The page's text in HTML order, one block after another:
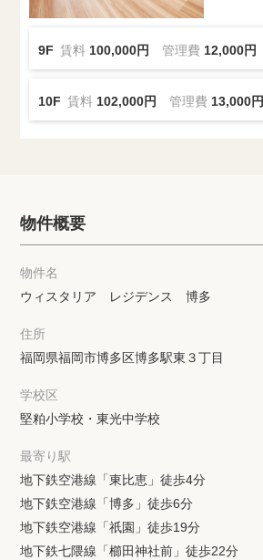
9F 賃料 100,000円 管理費 12,000円
10F 賃料 102,000円 管理費 13,000円
物件概要
物件名
ウィスタリア レジデンス 博多
住所
福岡県福岡市博多区博多駅東３丁目
学校区
堅粕小学校・東光中学校
最寄り駅
地下鉄空港線「東比恵」徒歩4分
地下鉄空港線「博多」徒歩6分
地下鉄空港線「祇園」徒歩19分
地下鉄七隈線「櫛田神社前」徒歩22分